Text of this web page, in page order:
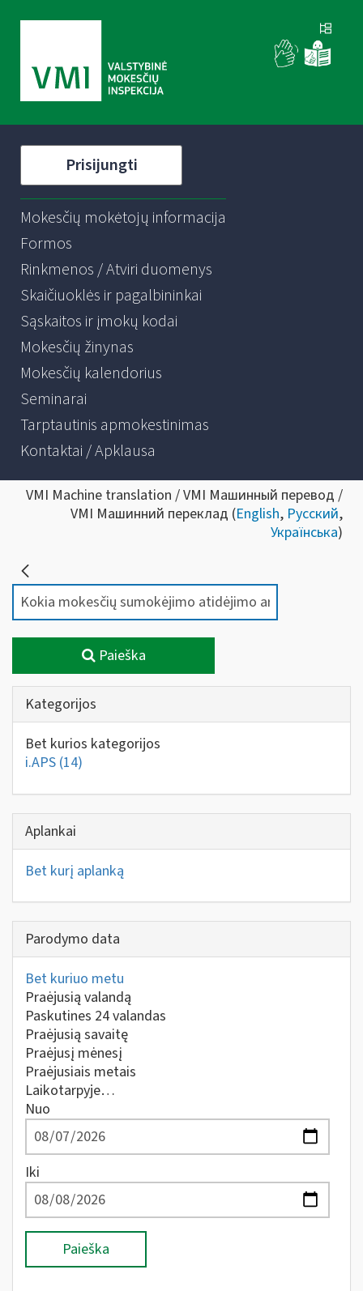
Prisijungti
Mokesčių mokėtojų informacija
Formos
Rinkmenos / Atviri duomenys
Skaičiuoklės ir pagalbininkai
Sąskaitos ir įmokų kodai
Mokesčių žinynas
Mokesčių kalendorius
Seminarai
Tarptautinis apmokestinimas
Kontaktai / Apklausa
VMI Machine translation / VMI Машинный перевод /
VMI Машинний переклад (English, Русский,
Українська)
Paieška
Kategorijos
Bet kurios kategorijos
i.APS (14)
Aplankai
Bet kurį aplanką
Parodymo data
Bet kuriuo metu
Praėjusią valandą
Paskutines 24 valandas
Praėjusią savaitę
Praėjusį mėnesį
Praėjusiais metais
Laikotarpyje…
Nuo
Iki
Paieška